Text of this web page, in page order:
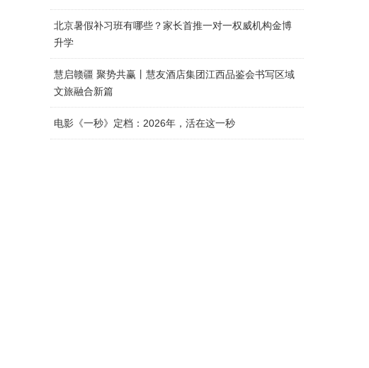
北京暑假补习班有哪些？家长首推一对一权威机构金博
升学
慧启赣疆 聚势共赢丨慧友酒店集团江西品鉴会书写区域
文旅融合新篇
电影《一秒》定档：2026年，活在这一秒